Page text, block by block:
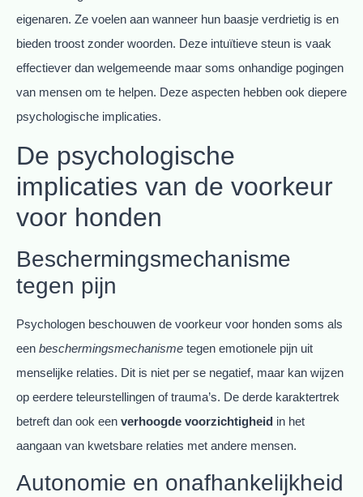
eigenaren. Ze voelen aan wanneer hun baasje verdrietig is en
bieden troost zonder woorden. Deze intuïtieve steun is vaak
effectiever dan welgemeende maar soms onhandige pogingen
van mensen om te helpen. Deze aspecten hebben ook diepere
psychologische implicaties.
De psychologische
implicaties van de voorkeur
voor honden
Beschermingsmechanisme
tegen pijn
Psychologen beschouwen de voorkeur voor honden soms als
een beschermingsmechanisme tegen emotionele pijn uit
menselijke relaties. Dit is niet per se negatief, maar kan wijzen
op eerdere teleurstellingen of trauma’s. De derde karaktertrek
betreft dan ook een verhoogde voorzichtigheid in het
aangaan van kwetsbare relaties met andere mensen.
Autonomie en onafhankelijkheid